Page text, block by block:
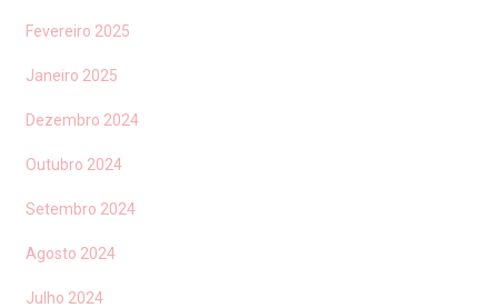
Fevereiro 2025
Janeiro 2025
Dezembro 2024
Outubro 2024
Setembro 2024
Agosto 2024
Julho 2024